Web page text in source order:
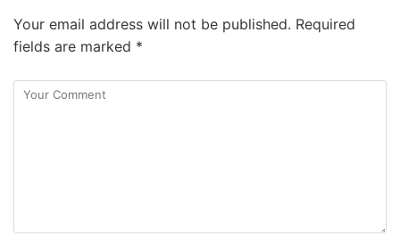
Your email address will not be published. Required
fields are marked *